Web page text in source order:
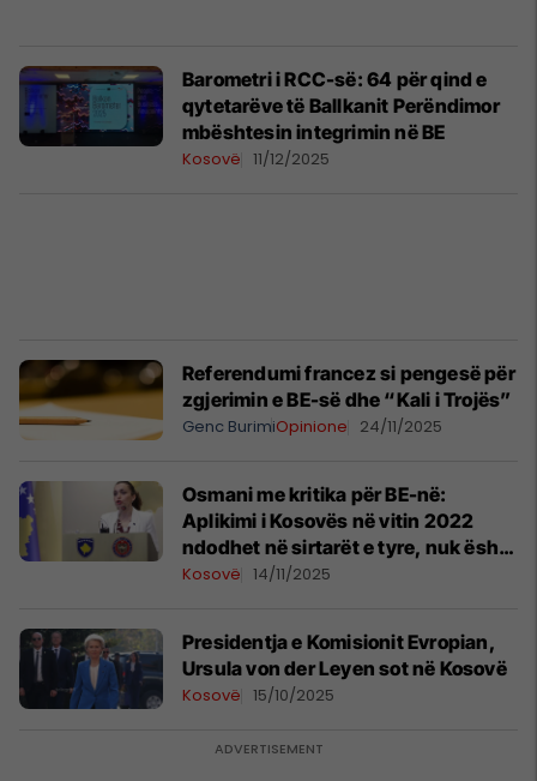
Barometri i RCC-së: 64 për qind e
qytetarëve të Ballkanit Perëndimor
mbështesin integrimin në BE
Kosovë 11/12/2025
Referendumi francez si pengesë për
zgjerimin e BE-së dhe “Kali i Trojës”
Genc BurimiOpinione 24/11/2025
Osmani me kritika për BE-në:
Aplikimi i Kosovës në vitin 2022
ndodhet në sirtarët e tyre, nuk është
shqyrtuar
Kosovë 14/11/2025
Presidentja e Komisionit Evropian,
Ursula von der Leyen sot në Kosovë
Kosovë 15/10/2025